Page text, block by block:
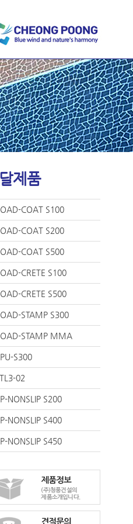
제품
COAT S100
COAT S200
COAT S500
CRETE S100
CRETE S500
STAMP S300
STAMP MMA
S300
02
NONSLIP S200
NONSLIP S400
NONSLIP S450